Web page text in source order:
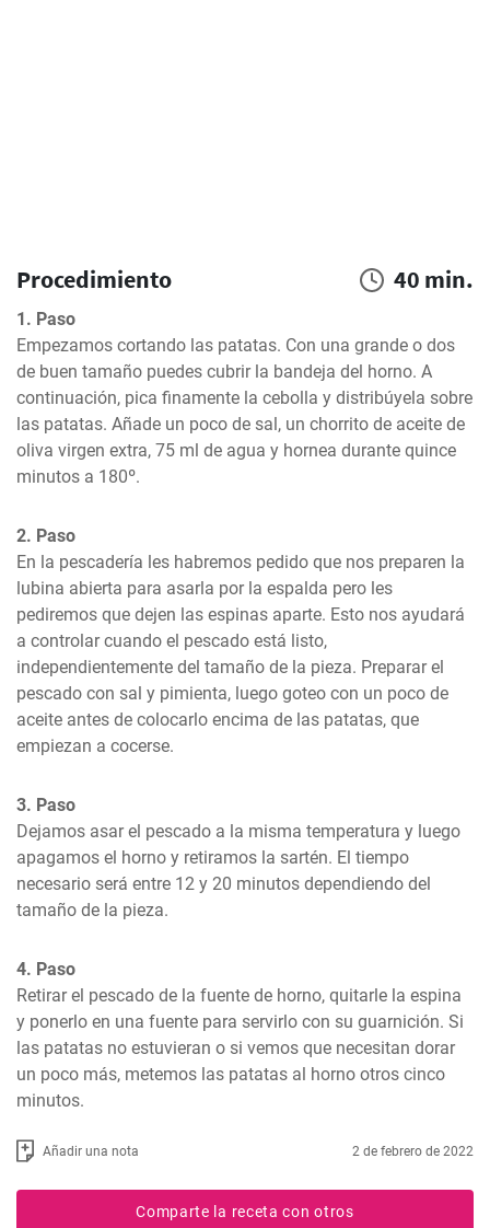
Procedimiento 40 min.
1. Paso
Empezamos cortando las patatas. Con una grande o dos
de buen tamaño puedes cubrir la bandeja del horno. A
continuación, pica finamente la cebolla y distribúyela sobre
las patatas. Añade un poco de sal, un chorrito de aceite de
oliva virgen extra, 75 ml de agua y hornea durante quince
minutos a 180º.
2. Paso
En la pescadería les habremos pedido que nos preparen la
lubina abierta para asarla por la espalda pero les
pediremos que dejen las espinas aparte. Esto nos ayudará
a controlar cuando el pescado está listo,
independientemente del tamaño de la pieza. Preparar el
pescado con sal y pimienta, luego goteo con un poco de
aceite antes de colocarlo encima de las patatas, que
empiezan a cocerse.
3. Paso
Dejamos asar el pescado a la misma temperatura y luego
apagamos el horno y retiramos la sartén. El tiempo
necesario será entre 12 y 20 minutos dependiendo del
tamaño de la pieza.
4. Paso
Retirar el pescado de la fuente de horno, quitarle la espina
y ponerlo en una fuente para servirlo con su guarnición. Si
las patatas no estuvieran o si vemos que necesitan dorar
un poco más, metemos las patatas al horno otros cinco
minutos.
Añadir una nota 2 de febrero de 2022
Comparte la receta con otros